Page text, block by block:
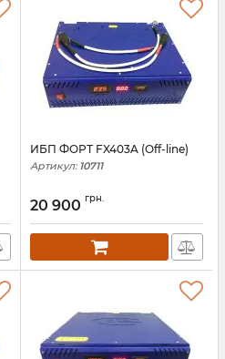
ИБП ФОРТ FX403A (Off-line)
Артикул: 10711
20 900 грн.